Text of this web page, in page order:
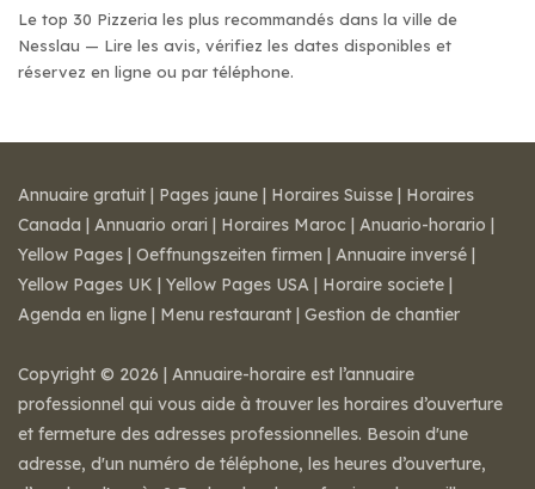
Le top 30 Pizzeria les plus recommandés dans la ville de
Nesslau — Lire les avis, vérifiez les dates disponibles et
réservez en ligne ou par téléphone.
Annuaire gratuit | Pages jaune | Horaires Suisse | Horaires
Canada | Annuario orari | Horaires Maroc | Anuario-horario |
Yellow Pages | Oeffnungszeiten firmen | Annuaire inversé |
Yellow Pages UK | Yellow Pages USA | Horaire societe |
Agenda en ligne | Menu restaurant | Gestion de chantier
Copyright © 2026 | Annuaire-horaire est l’annuaire
professionnel qui vous aide à trouver les horaires d’ouverture
et fermeture des adresses professionnelles. Besoin d'une
adresse, d'un numéro de téléphone, les heures d’ouverture,